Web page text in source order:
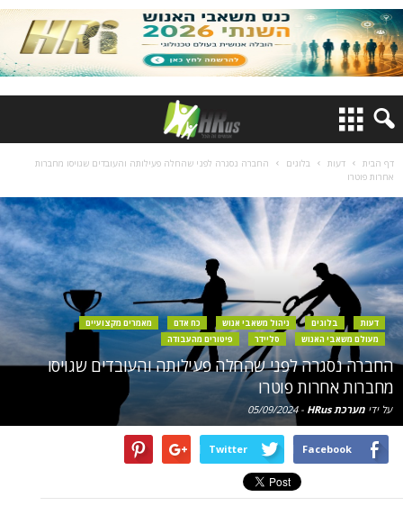
דף הבית דעות בלוגים
החברה נסגרה לפני שהחלה פעילותה והעובדים שגויסו מחברות
אחרות פוטרו
דעות בלוגים ניהול משאבי אנוש כח אדם
מאמרים מקצועיים
מעולם משאבי האנוש
סליידר פיטורים מהעבודה
החברה נסגרה לפני שהחלה פעילותה והעובדים שגויסו
מחברות אחרות פוטרו
על ידי מערכת HRus -
05/09/2024
Facebook
Twitter